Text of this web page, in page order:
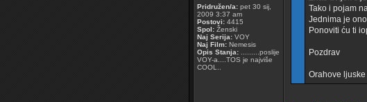
Pridružen/a: pet 30 sij,
2009 3:37 am
Postovi: 4415
Spol: Ženski
Naj Serija: VOY
Naj Film: Nemesis
Opis Stanja: .........poslije
VOY-a....TOS je najviše
COOL..
Tako i pojam
Jednima je
Ponoviti ću ti
Pozdrav
Orahove ljuske